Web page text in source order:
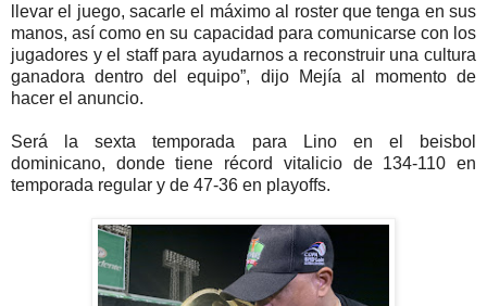
llevar el juego, sacarle el máximo al roster que tenga en sus
manos, así como en su capacidad para comunicarse con los
jugadores y el staff para ayudarnos a reconstruir una cultura
ganadora dentro del equipo”, dijo Mejía al momento de
hacer el anuncio.
Será la sexta temporada para Lino en el beisbol
dominicano, donde tiene récord vitalicio de 134-110 en
temporada regular y de 47-36 en playoffs.